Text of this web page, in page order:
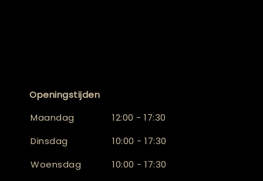
Openingstijden
Maandag
12:00 - 17:30
Dinsdag
10:00 - 17:30
Woensdag
10:00 - 17:30